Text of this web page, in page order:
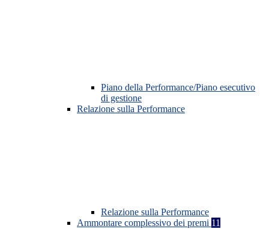
Piano della Performance/Piano esecutivo
di gestione
Relazione sulla Performance
Relazione sulla Performance
Ammontare complessivo dei premi 11